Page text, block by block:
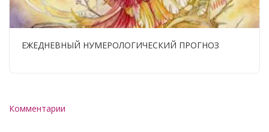
ЕЖЕДНЕВНЫЙ НУМЕРОЛОГИЧЕСКИЙ ПРОГНОЗ
Комментарии